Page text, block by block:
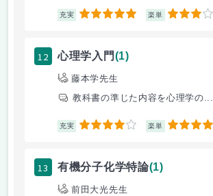
充実 5 楽単 3
12 心理学入門(1)
藤本学先生
教科書の準じた内容を心理学の...
充実 4 楽単 5
13 有機分子化学特論(1)
前田大光先生